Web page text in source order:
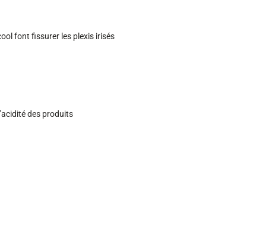
font fissurer les plexis irisés
des produits